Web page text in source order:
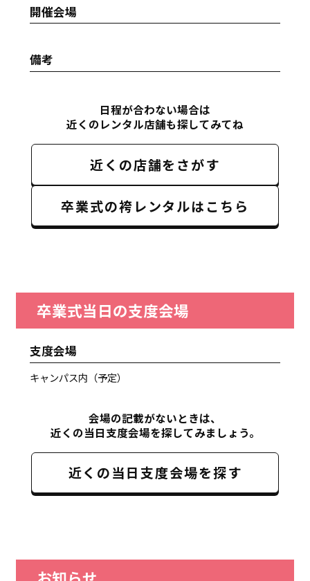
開催会場
備考
日程が合わない場合は
近くのレンタル店舗も探してみてね
近くの店舗をさがす
卒業式の袴レンタルはこちら
卒業式当日の支度会場
支度会場
キャンパス内（予定）
会場の記載がないときは、
近くの当日支度会場を探してみましょう。
近くの当日支度会場を探す